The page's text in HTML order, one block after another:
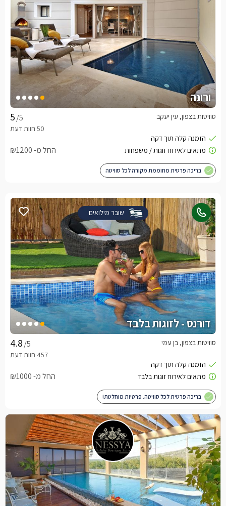
ורונה
/5 סוויטות בצפון, עין יעקב
החל מ- ₪1200
בריכה פרטית מחוממת מקורה לכל סוויטה
שובר מילואים
דורנס - לזוגות בלבד
/5 סוויטות בצפון, בן עמי
החל מ- ₪1000
בריכה פרטית לכל סוויטה. פרטיות מוחלטת!